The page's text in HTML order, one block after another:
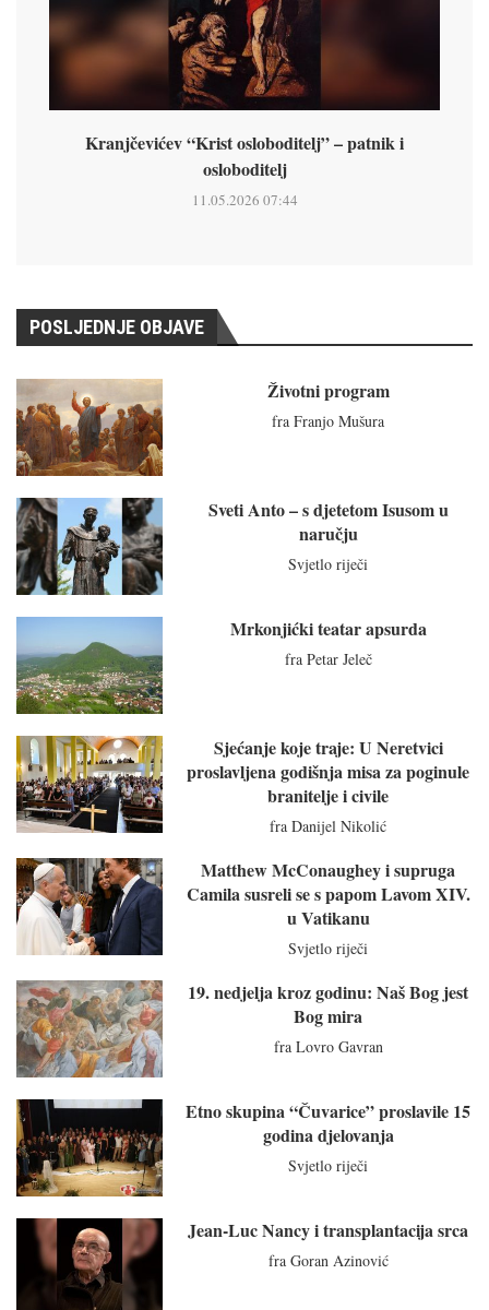
Kranjčevićev “Krist osloboditelj” – patnik i
osloboditelj
11.05.2026 07:44
POSLJEDNJE OBJAVE
Životni program
fra Franjo Mušura
Sveti Anto – s djetetom Isusom u
naručju
Svjetlo riječi
Mrkonjićki teatar apsurda
fra Petar Jeleč
Sjećanje koje traje: U Neretvici
proslavljena godišnja misa za poginule
branitelje i civile
fra Danijel Nikolić
Matthew McConaughey i supruga
Camila susreli se s papom Lavom XIV.
u Vatikanu
Svjetlo riječi
19. nedjelja kroz godinu: Naš Bog jest
Bog mira
fra Lovro Gavran
Etno skupina “Čuvarice” proslavile 15
godina djelovanja
Svjetlo riječi
Jean-Luc Nancy i transplantacija srca
fra Goran Azinović